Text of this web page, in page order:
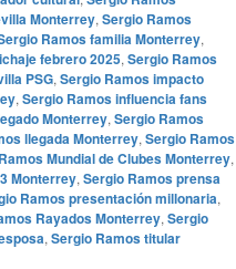
Monterrey, Sergio Ramos
Ramos familia Monterrey,
febrero 2025, Sergio Ramos
PSG, Sergio Ramos impacto
, Sergio Ramos influencia fans
Monterrey, Sergio Ramos
llegada Monterrey, Sergio Ramos
Mundial de Clubes Monterrey,
Monterrey, Sergio Ramos prensa
Ramos presentación millonaria,
Rayados Monterrey, Sergio
, Sergio Ramos titular